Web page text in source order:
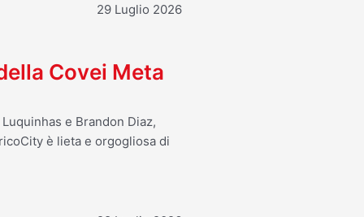
29 Luglio 2026
Covei Meta
e Brandon Diaz,
è lieta e orgogliosa di